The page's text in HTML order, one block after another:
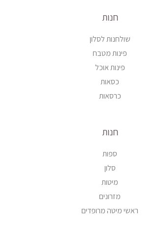
חנות
שולחנות לסלון
פינות מטבח
פינות אוכל
כסאות
כרסאות
חנות
ספות
סלון
מיטות
מזרונים
ראשי מיטה מרופדים